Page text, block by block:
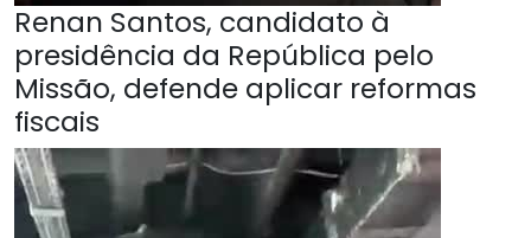
Renan Santos, candidato à
presidência da República pelo
Missão, defende aplicar reformas
fiscais